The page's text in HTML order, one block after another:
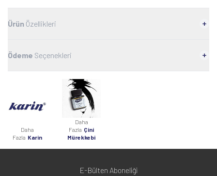
Ürün Özellikleri
Ödeme Seçenekleri
Daha
Fazla Karin
Daha
Fazla Çini
Mürekkebi
E-Bülten Aboneliği